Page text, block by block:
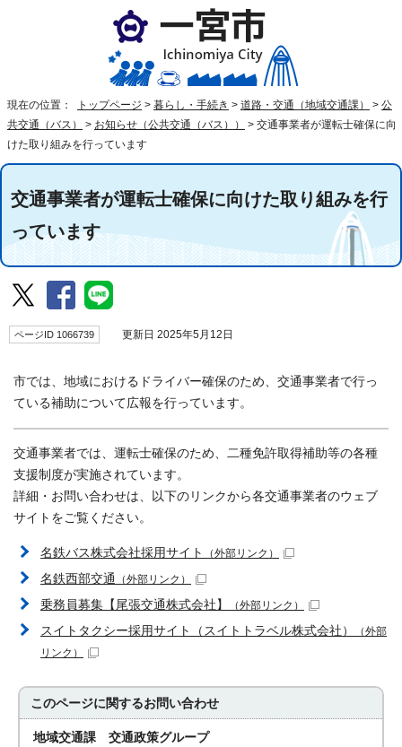
現在の位置： トップページ > 暮らし・手続き > 道路・交通（地域交通課） > 公
共交通（バス）
> お知らせ（公共交通（バス）） > 交通事業者が運転士確保に向
けた取り組みを行っています
交通事業者が運転士確保に向けた取り組みを行
っています
ページID 1066739 更新日 2025年5月12日
市では、地域におけるドライバー確保のため、交通事業者で行っ
ている補助について広報を行っています。
交通事業者では、運転士確保のため、二種免許取得補助等の各種
支援制度が実施されています。
詳細・お問い合わせは、以下のリンクから各交通事業者のウェブ
サイトをご覧ください。
名鉄バス株式会社採用サイト （外部リンク）
名鉄西部交通 （外部リンク）
乗務員募集【尾張交通株式会社】 （外部リンク）
スイトタクシー採用サイト（スイトトラベル株式会社）
（外部
リンク）
このページに関するお問い合わせ
地域交通課 交通政策グループ